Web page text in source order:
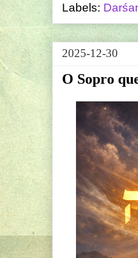
Labels:
2025-12-30
O Sopro